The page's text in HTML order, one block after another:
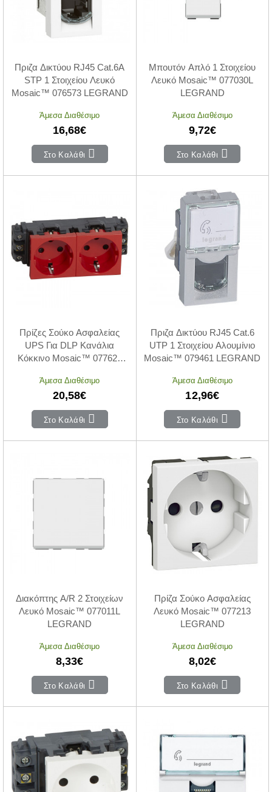
Πριζα Δικτύου RJ45 Cat.6A
STP 1 Στοιχείου Λευκό
Mosaic™ 076573 LEGRAND
Άμεσα Διαθέσιμο
16,68€
Στο Καλάθι
Μπουτόν Απλό 1 Στοιχείου
Λευκό Mosaic™ 077030L
LEGRAND
Άμεσα Διαθέσιμο
9,72€
Στο Καλάθι
Πρίζες Σούκο Ασφαλείας
UPS Για DLP Κανάλια
Κόκκινο Mosaic™ 077622
Άμεσα Διαθέσιμο
20,58€
Στο Καλάθι
Πριζα Δικτύου RJ45 Cat.6
UTP 1 Στοιχείου Αλουμίνιο
Mosaic™ 079461 LEGRAND
Άμεσα Διαθέσιμο
12,96€
Στο Καλάθι
Διακόπτης A/R 2 Στοιχείων
Λευκό Mosaic™ 077011L
LEGRAND
Άμεσα Διαθέσιμο
8,33€
Στο Καλάθι
Πρίζα Σούκο Ασφαλείας
Λευκό Mosaic™ 077213
LEGRAND
Άμεσα Διαθέσιμο
8,02€
Στο Καλάθι